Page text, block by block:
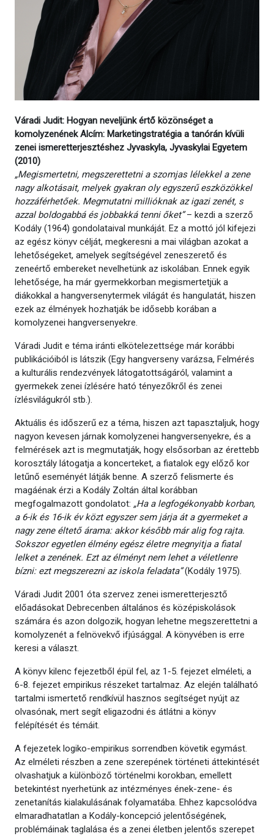
Váradi Judit: Hogyan neveljünk értő közönséget a
komolyzenének Alcím: Marketingstratégia a tanórán kívüli
zenei ismeretterjesztéshez Jyvaskyla, Jyvaskylai Egyetem
(2010)
„Megismertetni, megszerettetni a szomjas lélekkel a zene
nagy alkotásait, melyek gyakran oly egyszerű eszközökkel
hozzáférhetőek. Megmutatni millióknak az igazi zenét, s
azzal boldogabbá és jobbakká tenni őket”– kezdi a szerző
Kodály (1964) gondolataival munkáját. Ez a mottó jól kifejezi
az egész könyv célját, megkeresni a mai világban azokat a
lehetőségeket, amelyek segítségével zeneszerető és
zeneértő embereket nevelhetünk az iskolában. Ennek egyik
lehetősége, ha már gyermekkorban megismertetjük a
diákokkal a hangversenytermek világát és hangulatát, hiszen
ezek az élmények hozhatják be idősebb korában a
komolyzenei hangversenyekre.
Váradi Judit e téma iránti elkötelezettsége már korábbi
publikációiból is látszik (Egy hangverseny varázsa, Felmérés
a kulturális rendezvények látogatottságáról, valamint a
gyermekek zenei ízlésére ható tényezőkről és zenei
ízlésvilágukról stb.).
Aktuális és időszerű ez a téma, hiszen azt tapasztaljuk, hogy
nagyon kevesen járnak komolyzenei hangversenyekre, és a
felmérések azt is megmutatják, hogy elsősorban az érettebb
korosztály látogatja a koncerteket, a fiatalok egy előző kor
letűnő eseményét látják benne. A szerző felismerte és
magáénak érzi a Kodály Zoltán által korábban
megfogalmazott gondolatot: „Ha a legfogékonyabb korban,
a 6-ik és 16-ik év közt egyszer sem járja át a gyermeket a
nagy zene éltető árama: akkor később már alig fog rajta.
Sokszor egyetlen élmény egész életre megnyitja a fiatal
lelket a zenének. Ezt az élményt nem lehet a véletlenre
bízni: ezt megszerezni az iskola feladata”(Kodály 1975).
Váradi Judit 2001 óta szervez zenei ismeretterjesztő
előadásokat Debrecenben általános és középiskolások
számára és azon dolgozik, hogyan lehetne megszerettetni a
komolyzenét a felnövekvő ifjúsággal. A könyvében is erre
keresi a választ.
A könyv kilenc fejezetből épül fel, az 1-5. fejezet elméleti, a
6-8. fejezet empirikus részeket tartalmaz. Az elején található
tartalmi ismertető rendkívül hasznos segítséget nyújt az
olvasónak, mert segít eligazodni és átlátni a könyv
felépítését és témáit.
A fejezetek logiko-empirikus sorrendben követik egymást.
Az elméleti részben a zene szerepének történeti áttekintését
olvashatjuk a különböző történelmi korokban, emellett
betekintést nyerhetünk az intézményes ének-zene- és
zenetanítás kialakulásának folyamatába. Ehhez kapcsolódva
elmaradhatatlan a Kodály-koncepció jelentőségének,
problémáinak taglalása és a zenei életben jelentős szerepet